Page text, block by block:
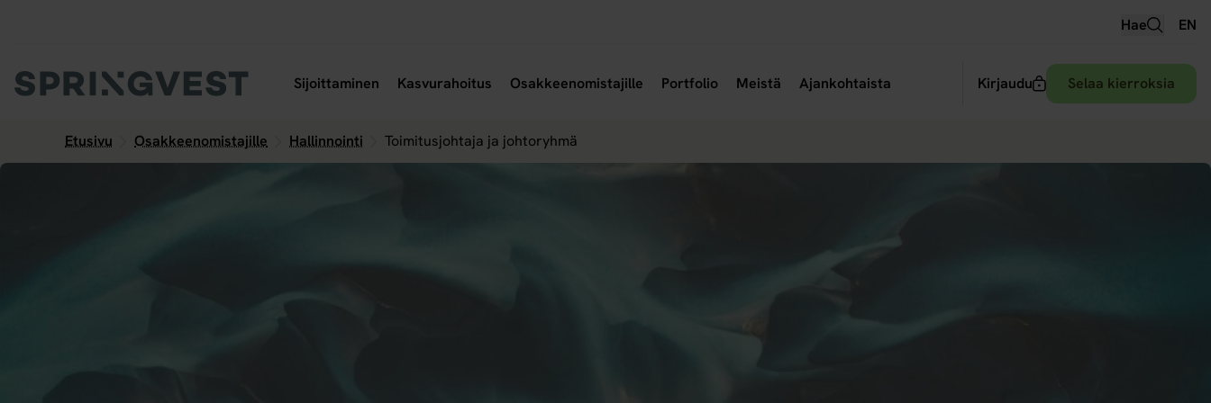
Hae EN
SijoittaminenAvaa alavalikko
Kasvurahoitus OsakkeenomistajilleAvaa alavalikko
Portfolio MeistäAvaa alavalikko
Ajankohtaista Kirjaudu Selaa kierroksia
Etusivu Osakkeenomistajille Hallinnointi Toimitusjohtaja ja johtoryhmä